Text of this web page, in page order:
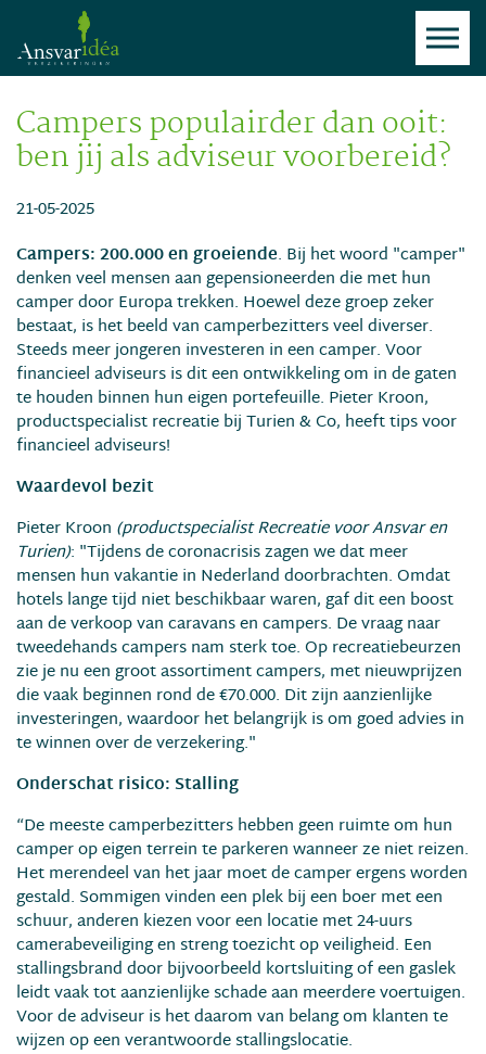
Campers populairder dan ooit:
ben jij als adviseur voorbereid?
21-05-2025
Campers: 200.000 en groeiende. Bij het woord "camper"
denken veel mensen aan gepensioneerden die met hun
camper door Europa trekken. Hoewel deze groep zeker
bestaat, is het beeld van camperbezitters veel diverser.
Steeds meer jongeren investeren in een camper. Voor
financieel adviseurs is dit een ontwikkeling om in de gaten
te houden binnen hun eigen portefeuille. Pieter Kroon,
productspecialist recreatie bij Turien & Co, heeft tips voor
financieel adviseurs!
Waardevol bezit
Pieter Kroon (productspecialist Recreatie voor Ansvar en
Turien): "Tijdens de coronacrisis zagen we dat meer
mensen hun vakantie in Nederland doorbrachten. Omdat
hotels lange tijd niet beschikbaar waren, gaf dit een boost
aan de verkoop van caravans en campers. De vraag naar
tweedehands campers nam sterk toe. Op recreatiebeurzen
zie je nu een groot assortiment campers, met nieuwprijzen
die vaak beginnen rond de €70.000. Dit zijn aanzienlijke
investeringen, waardoor het belangrijk is om goed advies in
te winnen over de verzekering."
Onderschat risico: Stalling
“De meeste camperbezitters hebben geen ruimte om hun
camper op eigen terrein te parkeren wanneer ze niet reizen.
Het merendeel van het jaar moet de camper ergens worden
gestald. Sommigen vinden een plek bij een boer met een
schuur, anderen kiezen voor een locatie met 24-uurs
camerabeveiliging en streng toezicht op veiligheid. Een
stallingsbrand door bijvoorbeeld kortsluiting of een gaslek
leidt vaak tot aanzienlijke schade aan meerdere voertuigen.
Voor de adviseur is het daarom van belang om klanten te
wijzen op een verantwoorde stallingslocatie.